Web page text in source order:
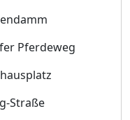
Pferdeweg
Straße